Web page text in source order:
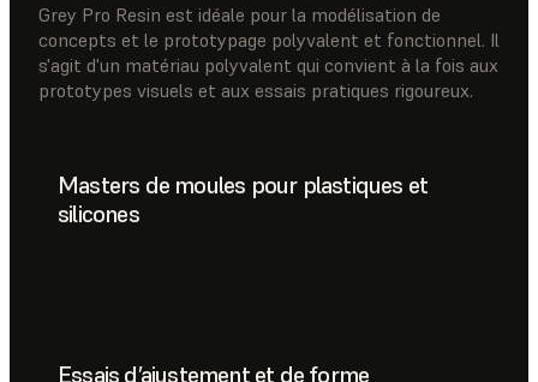
Grey Pro Resin est idéale pour la modélisation de
concepts et le prototypage polyvalent et fonctionnel. Il
s'agit d'un matériau polyvalent qui convient à la fois aux
prototypes visuels et aux essais pratiques rigoureux.
Masters de moules pour plastiques et
silicones
Essais d’ajustement et de forme